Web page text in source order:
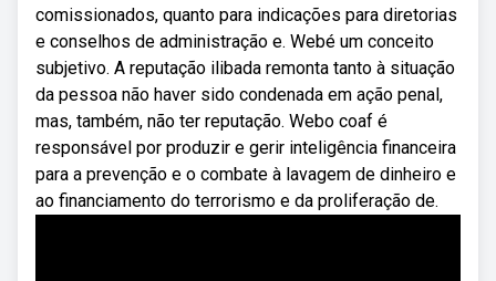
comissionados, quanto para indicações para diretorias
e conselhos de administração e. Webé um conceito
subjetivo. A reputação ilibada remonta tanto à situação
da pessoa não haver sido condenada em ação penal,
mas, também, não ter reputação. Webo coaf é
responsável por produzir e gerir inteligência financeira
para a prevenção e o combate à lavagem de dinheiro e
ao financiamento do terrorismo e da proliferação de.